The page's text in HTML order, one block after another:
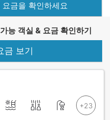
금을 확인하세요
능 객실 & 요금 확인하기
금 보기